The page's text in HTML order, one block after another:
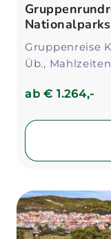
Gruppenreise
Üb.,
ab€ 1.264,-